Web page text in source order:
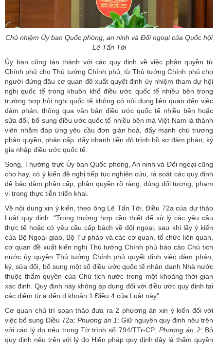
Chủ nhiệm Ủy ban Quốc phòng, an ninh và Đối ngoại của Quốc hội
Lê Tấn Tới
Ủy ban cũng tán thành với các quy định về việc phân quyền từ
Chính phủ cho Thủ tướng Chính phủ; từ Thủ tướng Chính phủ cho
người đứng đầu cơ quan đề xuất quyết định ủy nhiệm tham dự hội
nghị quốc tế trong khuôn khổ điều ước quốc tế nhiều bên trong
trường hợp hội nghị quốc tế không có nội dung liên quan đến việc
đàm phán, thông qua văn bản điều ước quốc tế nhiều bên hoặc
sửa đổi, bổ sung điều ước quốc tế nhiều bên mà Việt Nam là thành
viên nhằm đáp ứng yêu cầu đơn giản hoá, đẩy mạnh chủ trương
phân quyền, phân cấp, đẩy nhanh tiến độ trình hồ sơ đàm phán, ký
gia nhập điều ước quốc tế.
Song, Thường trực Ủy ban Quốc phòng, An ninh và Đối ngoại cũng
cho hay, có ý kiến đề nghị tiếp tục nghiên cứu, rà soát các quy định
để bảo đảm phân cấp, phân quyền rõ ràng, đúng đối tượng, phạm
vi trong thực tiễn triển khai.
Về nội dung xin ý kiến, theo ông Lê Tấn Tới, Điều 72a của dự thảo
Luật quy định: "Trong trường hợp cần thiết để xử lý các yêu cầu
thực tế hoặc có yêu cầu cấp bách về đối ngoại, sau khi lấy ý kiến
của Bộ Ngoại giao, Bộ Tư pháp và các cơ quan, tổ chức liên quan,
cơ quan đề xuất kiến nghị Thủ tướng Chính phủ báo cáo Chủ tịch
nước ủy quyền Thủ tướng Chính phủ quyết định việc đàm phán,
ký, sửa đổi, bổ sung một số điều ước quốc tế nhân danh Nhà nước
thuộc thẩm quyền của Chủ tịch nước trong một khoảng thời gian
xác định. Quy định này không áp dụng đối với điều ước quy định tại
các điểm từ a đến d khoản 1 Điều 4 của Luật này".
Cơ quan chủ trì soạn thảo đưa ra 2 phương án xin ý kiến đối với
việc bổ sung Điều 72a: Phương án 1: Giữ nguyên quy định nêu trên
với các lý do nêu trong Tờ trình số 794/TTr-CP;Phương án 2: Bỏ
quy định nêu trên với lý do Hiến pháp quy định đây là thẩm quyền